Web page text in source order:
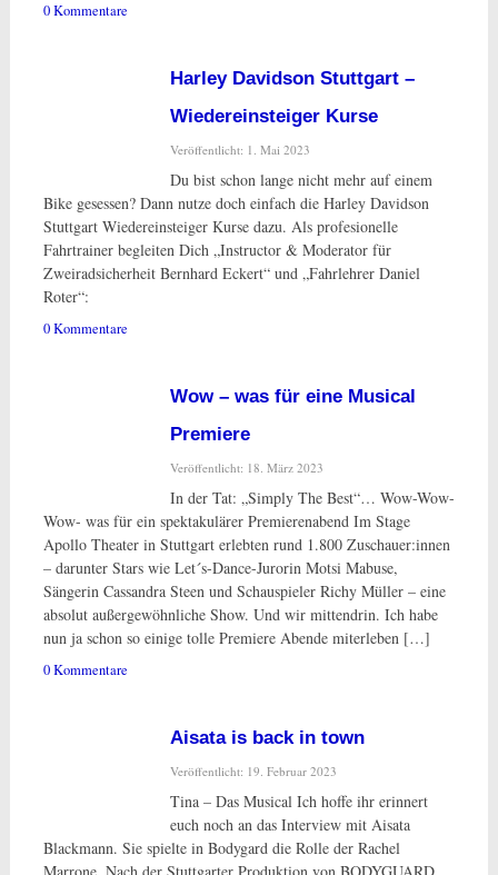
0 Kommentare
Harley Davidson Stuttgart –
Wiedereinsteiger Kurse
Veröffentlicht: 1. Mai 2023
Du bist schon lange nicht mehr auf einem
Bike gesessen? Dann nutze doch einfach die Harley Davidson
Stuttgart Wiedereinsteiger Kurse dazu. Als profesionelle
Fahrtrainer begleiten Dich „Instructor & Moderator für
Zweiradsicherheit Bernhard Eckert“ und „Fahrlehrer Daniel
Roter“:
0 Kommentare
Wow – was für eine Musical
Premiere
Veröffentlicht: 18. März 2023
In der Tat: „Simply The Best“… Wow-Wow-
Wow- was für ein spektakulärer Premierenabend Im Stage
Apollo Theater in Stuttgart erlebten rund 1.800 Zuschauer:innen
– darunter Stars wie Let´s-Dance-Jurorin Motsi Mabuse,
Sängerin Cassandra Steen und Schauspieler Richy Müller – eine
absolut außergewöhnliche Show. Und wir mittendrin. Ich habe
nun ja schon so einige tolle Premiere Abende miterleben […]
0 Kommentare
Aisata is back in town
Veröffentlicht: 19. Februar 2023
Tina – Das Musical Ich hoffe ihr erinnert
euch noch an das Interview mit Aisata
Blackmann. Sie spielte in Bodygard die Rolle der Rachel